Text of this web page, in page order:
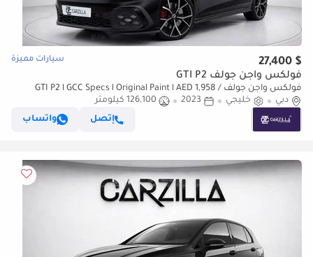
$ 27,400 سيارات مميزة
فولكس واجن جولف GTI P2
فولكس واجن جولف GTI P2 l GCC Specs l Original Paint l AED 1,958 /
Monthly
دبي خليجي 2023
126,100 كيلومتر
إتصل
واتساب